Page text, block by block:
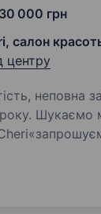
000 грн
салон
центру
неповна
у салон
55 31 Головні